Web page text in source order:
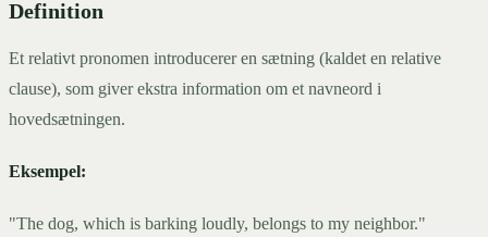
Definition
Et relativt pronomen introducerer en sætning (kaldet en relative
clause), som giver ekstra information om et navneord i
hovedsætningen.
Eksempel:
"The dog, which is barking loudly, belongs to my neighbor."